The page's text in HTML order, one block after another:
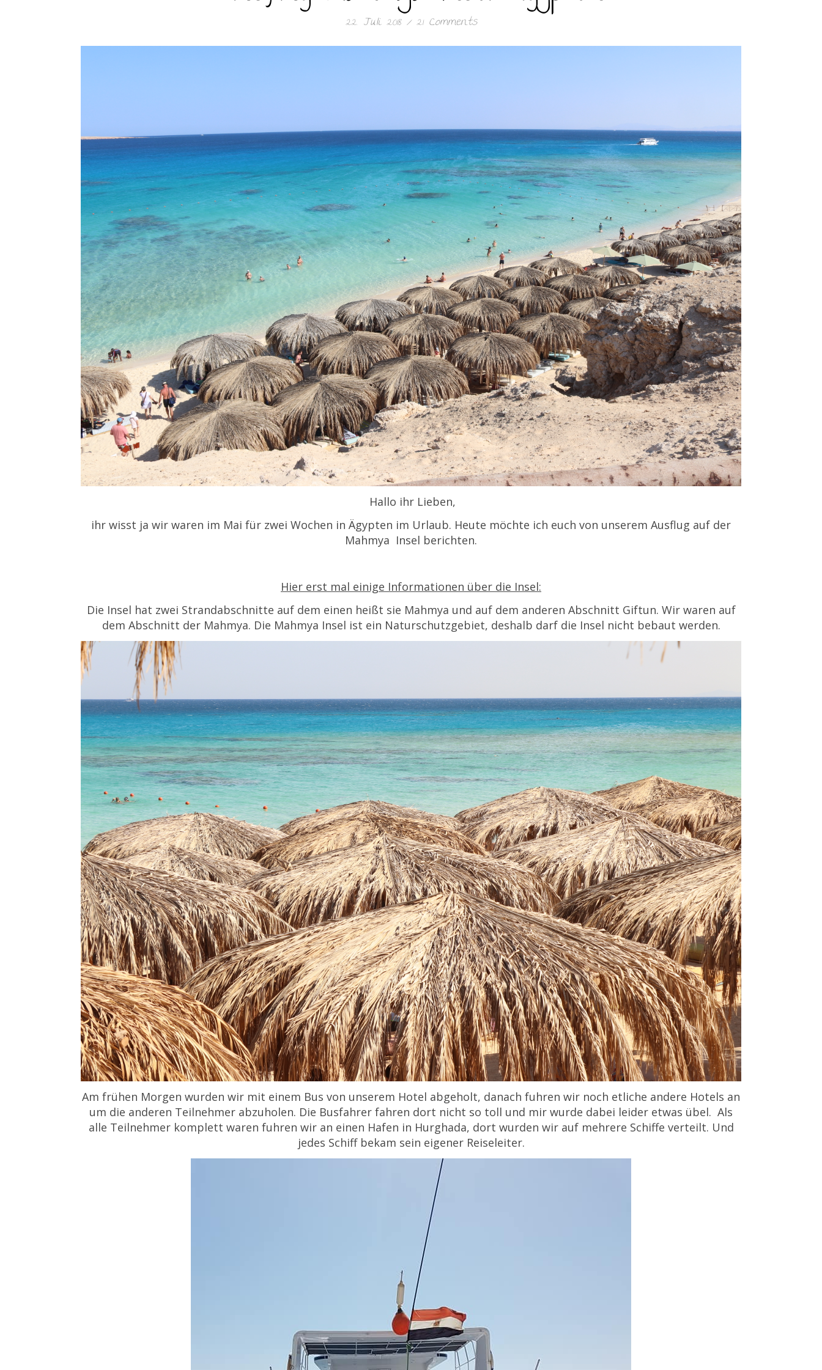
22. Juli 2018 / 21 Comments
Hallo ihr Lieben,
ihr wisst ja wir waren im Mai für zwei Wochen in Ägypten im Urlaub. Heute möchte ich euch von unserem Ausflug auf der
Mahmya Insel berichten.
Hier erst mal einige Informationen über die Insel:
Die Insel hat zwei Strandabschnitte auf dem einen heißt sie Mahmya und auf dem anderen Abschnitt Giftun. Wir waren auf
dem Abschnitt der Mahmya. Die Mahmya Insel ist ein Naturschutzgebiet, deshalb darf die Insel nicht bebaut werden.
Am frühen Morgen wurden wir mit einem Bus von unserem Hotel abgeholt, danach fuhren wir noch etliche andere Hotels an
um die anderen Teilnehmer abzuholen. Die Busfahrer fahren dort nicht so toll und mir wurde dabei leider etwas übel. Als
alle Teilnehmer komplett waren fuhren wir an einen Hafen in Hurghada, dort wurden wir auf mehrere Schiffe verteilt. Und
jedes Schiff bekam sein eigener Reiseleiter.